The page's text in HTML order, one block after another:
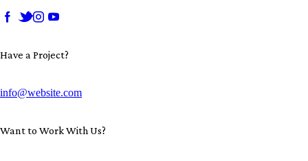
Have a Project?
info@website.com
Want to Work With Us?